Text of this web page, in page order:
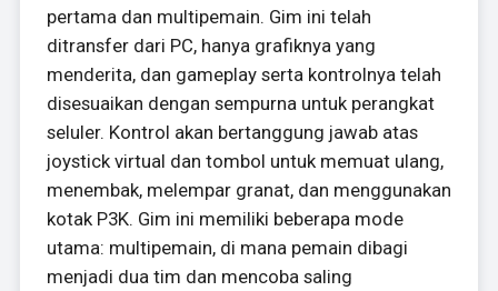
pertama dan multipemain. Gim ini telah
ditransfer dari PC, hanya grafiknya yang
menderita, dan gameplay serta kontrolnya telah
disesuaikan dengan sempurna untuk perangkat
seluler. Kontrol akan bertanggung jawab atas
joystick virtual dan tombol untuk memuat ulang,
menembak, melempar granat, dan menggunakan
kotak P3K. Gim ini memiliki beberapa mode
utama: multipemain, di mana pemain dibagi
menjadi dua tim dan mencoba saling